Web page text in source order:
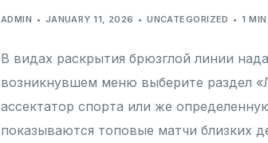
ADMIN JANUARY 11, 2026 UNCATEGORIZED 1
В видах раскрытия брюзглой линии
возникнувшем меню выберите раздел
ассектатор спорта или же
показываются топовые матчи близких